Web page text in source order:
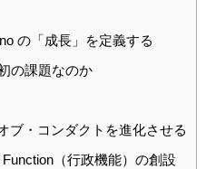
の「成長」を定義する
の課題なのか
ブ・コンダクトを進化させる
（行政機能）の創設